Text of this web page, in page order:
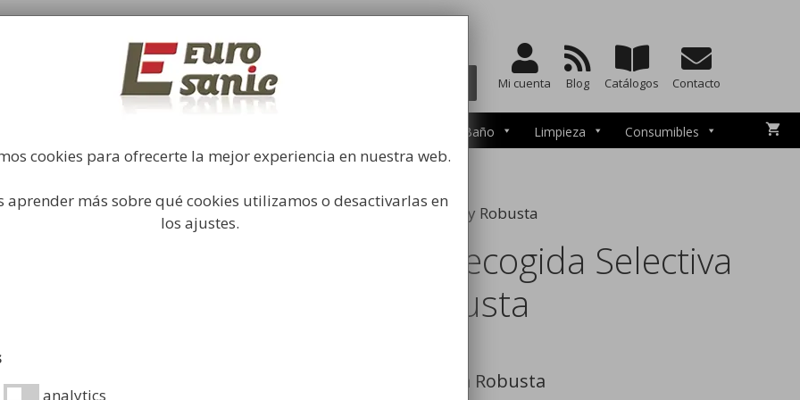
industrial
Búsqueda
productos
Mi cuenta Blog Catálogos Contacto
Accesorios de Baño Limpieza Consumibles
y de Altas Prestaciones/ Papelera de Recogida Selectiva Grande y Robusta
Papelera de Recogida Selectiva
Grande y Robusta
Papelera recogida selectiva Robusta
cookies para ofrecerte la mejor experiencia en nuestra web.
aprender más sobre qué cookies utilizamos o desactivarlas en
los ajustes.
analytics